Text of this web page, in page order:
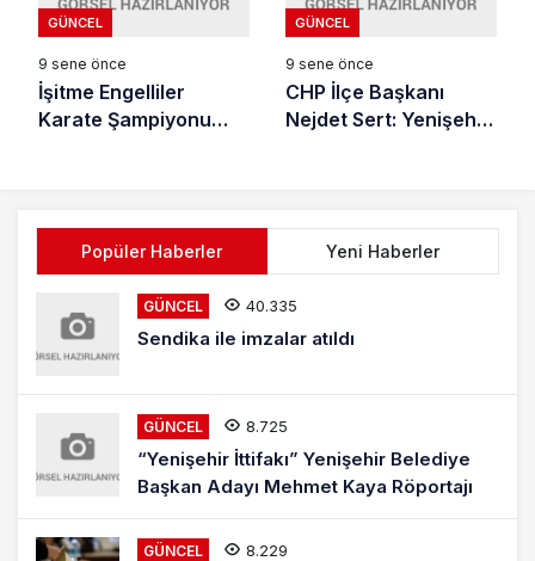
GÜNCEL
9 sene önce
İşitme Engelliler
Karate Şampiyonu
GÜNCEL
9 sene önce
CHP İlçe Başkanı
Nejdet Sert: Yenişehir
Popüler Haberler Yeni Haberler
GÜNCEL 40.335
Sendika ile imzalar atıldı
GÜNCEL 8.725
“Yenişehir İttifakı” Yenişehir Belediye
Başkan Adayı Mehmet Kaya Röportajı
GÜNCEL 8.229